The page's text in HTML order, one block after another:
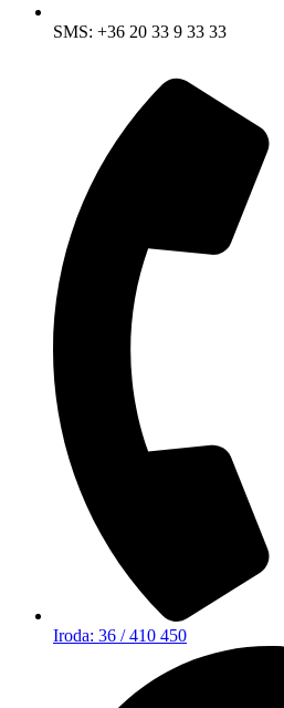
SMS: +36 20 33 9 33 33
Iroda: 36 / 410 450